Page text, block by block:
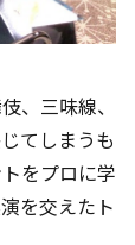
、三味線、
てしまうも
をプロに学
を交えたト